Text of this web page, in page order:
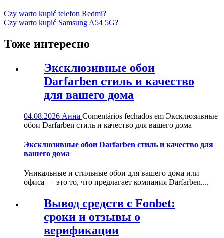
Czy warto kupić telefon Redmi?
Czy warto kupić Samsung A54 5G?
Тоже интересно
Эксклюзивные обои
Darfarben стиль и качество
для вашего дома
04.08.2026 Анна Comentários fechados em Эксклюзивные
обои Darfarben стиль и качество для вашего дома
Эксклюзивные обои Darfarben стиль и качество для
вашего дома
Уникальные и стильные обои для вашего дома или
офиса — это то, что предлагает компания Darfarben....
Вывод средств с Fonbet:
сроки и отзывы о
верификации